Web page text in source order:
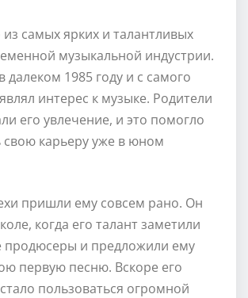
из самых ярких и талантливых
музыкальной индустрии.
далеком 1985 году и с самого
интерес к музыке. Родители
его увлечение, и это помогло
свою карьеру уже в юном
пришли ему совсем рано. Он
когда его талант заметили
продюсеры и предложили ему
первую песню. Вскоре его
пользоваться огромной